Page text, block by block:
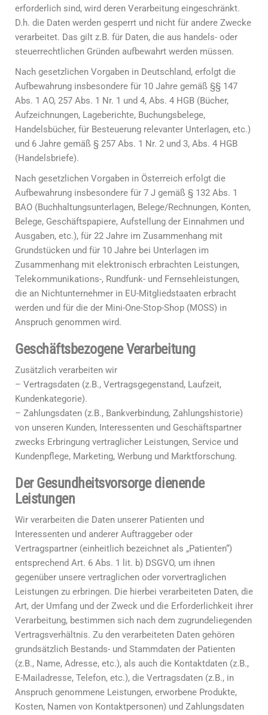
erforderlich sind, wird deren Verarbeitung eingeschränkt.
D.h. die Daten werden gesperrt und nicht für andere Zwecke
verarbeitet. Das gilt z.B. für Daten, die aus handels- oder
steuerrechtlichen Gründen aufbewahrt werden müssen.
Nach gesetzlichen Vorgaben in Deutschland, erfolgt die
Aufbewahrung insbesondere für 10 Jahre gemäß §§ 147
Abs. 1 AO, 257 Abs. 1 Nr. 1 und 4, Abs. 4 HGB (Bücher,
Aufzeichnungen, Lageberichte, Buchungsbelege,
Handelsbücher, für Besteuerung relevanter Unterlagen, etc.)
und 6 Jahre gemäß § 257 Abs. 1 Nr. 2 und 3, Abs. 4 HGB
(Handelsbriefe).
Nach gesetzlichen Vorgaben in Österreich erfolgt die
Aufbewahrung insbesondere für 7 J gemäß § 132 Abs. 1
BAO (Buchhaltungsunterlagen, Belege/Rechnungen, Konten,
Belege, Geschäftspapiere, Aufstellung der Einnahmen und
Ausgaben, etc.), für 22 Jahre im Zusammenhang mit
Grundstücken und für 10 Jahre bei Unterlagen im
Zusammenhang mit elektronisch erbrachten Leistungen,
Telekommunikations-, Rundfunk- und Fernsehleistungen,
die an Nichtunternehmer in EU-Mitgliedstaaten erbracht
werden und für die der Mini-One-Stop-Shop (MOSS) in
Anspruch genommen wird.
Geschäftsbezogene Verarbeitung
Zusätzlich verarbeiten wir
– Vertragsdaten (z.B., Vertragsgegenstand, Laufzeit,
Kundenkategorie).
– Zahlungsdaten (z.B., Bankverbindung, Zahlungshistorie)
von unseren Kunden, Interessenten und Geschäftspartner
zwecks Erbringung vertraglicher Leistungen, Service und
Kundenpflege, Marketing, Werbung und Marktforschung.
Der Gesundheitsvorsorge dienende
Leistungen
Wir verarbeiten die Daten unserer Patienten und
Interessenten und anderer Auftraggeber oder
Vertragspartner (einheitlich bezeichnet als „Patienten“)
entsprechend Art. 6 Abs. 1 lit. b) DSGVO, um ihnen
gegenüber unsere vertraglichen oder vorvertraglichen
Leistungen zu erbringen. Die hierbei verarbeiteten Daten, die
Art, der Umfang und der Zweck und die Erforderlichkeit ihrer
Verarbeitung, bestimmen sich nach dem zugrundeliegenden
Vertragsverhältnis. Zu den verarbeiteten Daten gehören
grundsätzlich Bestands- und Stammdaten der Patienten
(z.B., Name, Adresse, etc.), als auch die Kontaktdaten (z.B.,
E-Mailadresse, Telefon, etc.), die Vertragsdaten (z.B., in
Anspruch genommene Leistungen, erworbene Produkte,
Kosten, Namen von Kontaktpersonen) und Zahlungsdaten